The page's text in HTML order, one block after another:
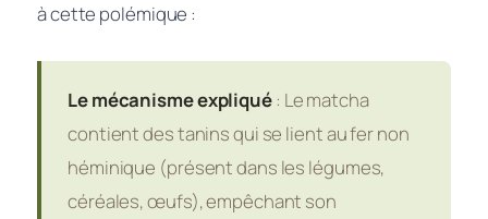
à cette polémique :
Le mécanisme expliqué: Le matcha
contient des tanins qui se lient au fer non
héminique (présent dans les légumes,
céréales, œufs), empêchant son